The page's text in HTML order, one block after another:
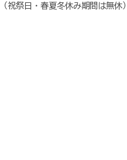
祝祭日・春夏冬休み期間は無休）